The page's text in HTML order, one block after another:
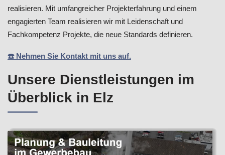
realisieren. Mit umfangreicher Projekterfahrung und einem
engagierten Team realisieren wir mit Leidenschaft und
Fachkompetenz Projekte, die neue Standards definieren.
☎️ Nehmen Sie Kontakt mit uns auf.
Unsere Dienstleistungen im
Überblick in Elz